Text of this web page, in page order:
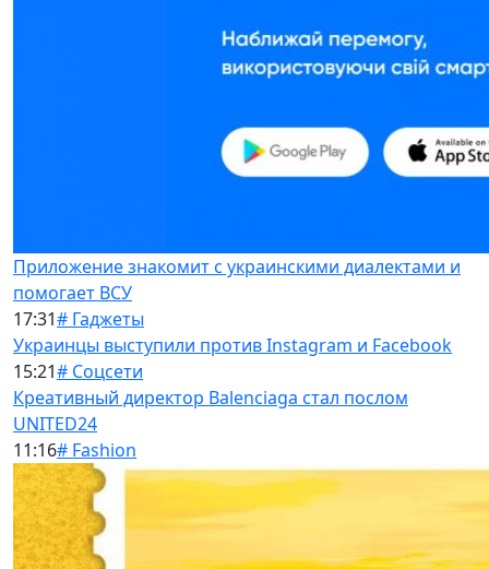
Приложение знакомит с украинскими диалектами и
помогает ВСУ
17:31# Гаджеты
Украинцы выступили против Instagram и Facebook
15:21# Соцсети
Креативный директор Balenciaga стал послом
UNITED24
11:16# Fashion